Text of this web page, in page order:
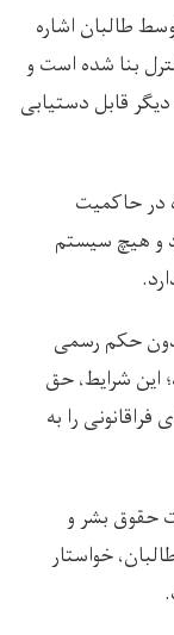
طالبان اشاره
بنا شده است و
دیگر قابل دستیابی
در حاکمیت
و هیچ سیستم
حکم رسمی
این شرایط، حق
را به
حقوق بشر و
خواستار